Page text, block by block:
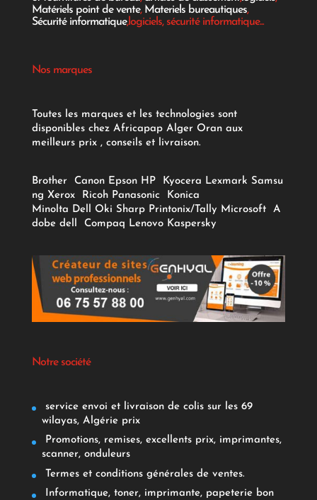
Matériels point de vente, Materiels bureautiques,
Sécurité informatique,logiciels, sécurité informatique...
Nos marques
Toutes les marques et les technologies sont
disponibles chez Africapap Alger Oran aux
meilleurs prix , conseils et livraison.
Brother Canon Epson HP Kyocera Lexmark Samsu
ng Xerox Ricoh Panasonic
Konica
Minolta Dell Oki Sharp Printonix/Tally Microsoft
A
dobe dell Compaq Lenovo Kaspersky
Notre société
service envoi et livraison de colis sur les 69
wilayas, Algérie prix
Promotions, remises, excellents prix, imprimantes,
scanner, onduleurs
Termes et conditions générales de ventes.
Informatique, toner, imprimante, papeterie bon